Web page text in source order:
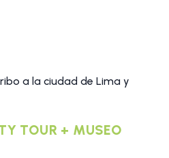
a la ciudad de Lima y
TOUR + MUSEO